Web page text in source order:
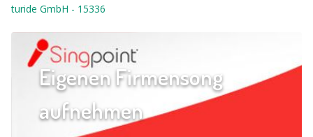
turide GmbH - 15336
Eigenen Firmensong
aufnehmen